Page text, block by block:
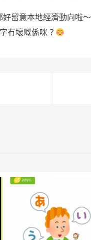
留意本地經濟動向啦～
冇壞嘅係咪？